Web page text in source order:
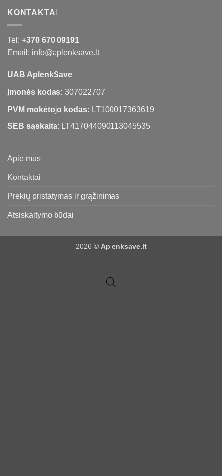
KONTAKTAI
Tel: +370 670 09191
Email: info@aplenksave.lt
UAB AplenkSave
Įmonės kodas: 307022707
PVM mokėtojo kodas: LT100017363619
SEB sąskaita: LT417044090113045535
Apie mus
Kontaktai
Prekių pristatymas ir grąžinimas
Atsiskaitymo būdai
2026 © Aplenksave.lt